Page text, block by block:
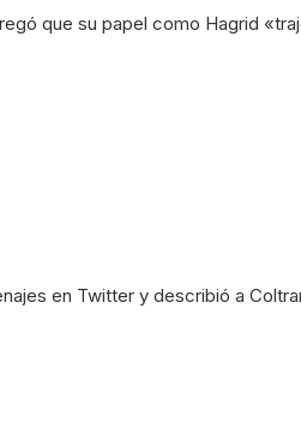
que su papel como Hagrid
en Twitter y describió a